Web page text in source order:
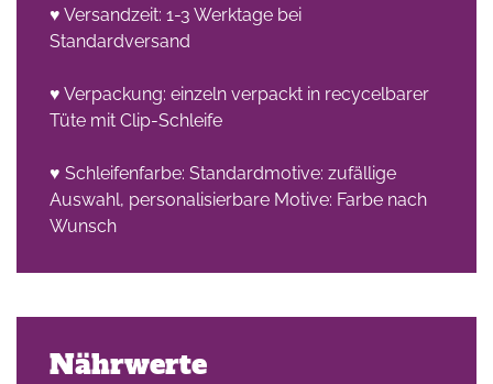
♥ Versandzeit: 1-3 Werktage bei
Standardversand
♥ Verpackung: einzeln verpackt in recycelbarer
Tüte mit Clip-Schleife
♥ Schleifenfarbe: Standardmotive: zufällige
Auswahl, personalisierbare Motive: Farbe nach
Wunsch
Nährwerte